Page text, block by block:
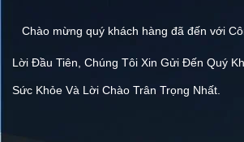
Chào mừng quý khách hàng đã đến với
Lời Đầu Tiên, Chúng Tôi Xin Gửi Đến Quý
Sức Khỏe Và Lời Chào Trân Trọng Nhất.